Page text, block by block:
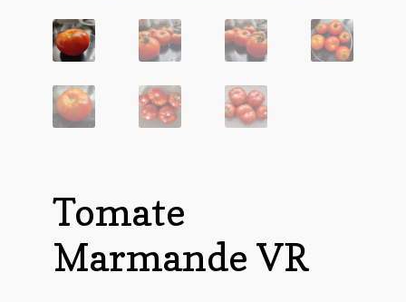
Tomate
Marmande VR